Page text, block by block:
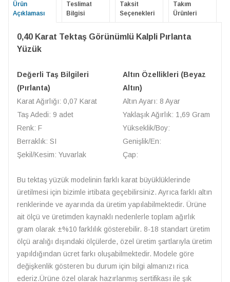
Ürün
Açıklaması
Teslimat
Bilgisi
Taksit
Seçenekleri
Takım
Ürünleri
0,40 Karat Tektaş Görünümlü Kalpli Pırlanta
Yüzük
Değerli Taş Bilgileri
(Pırlanta)
Karat Ağırlığı: 0,07 Karat
Taş Adedi: 9 adet
Renk: F
Berraklık: SI
Şekil/Kesim: Yuvarlak
Altın Özellikleri (Beyaz
Altın)
Altın Ayarı: 8 Ayar
Yaklaşık Ağırlık: 1,69 Gram
Yükseklik/Boy:
Genişlik/En:
Çap:
Bu tektaş yüzük modelinin farklı karat büyüklüklerinde
üretilmesi için bizimle irtibata geçebilirsiniz. Ayrıca farklı altın
renklerinde ve ayarında da üretim yapılabilmektedir. Ürüne
ait ölçü ve üretimden kaynaklı nedenlerle toplam ağırlık
gram olarak ±%10 farklılık gösterebilir. 8-18 standart üretim
ölçü aralığı dışındaki ölçülerde, özel üretim şartlarıyla üretim
yapıldığından ücret farkı oluşabilmektedir. Modele göre
değişkenlik gösteren bu durum için bilgi almanızı rica
ederiz.Ürüne özel olarak hazırlanmış sertifikası ile şık